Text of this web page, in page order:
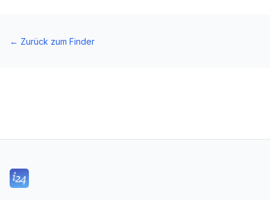
← Zurück zum Finder